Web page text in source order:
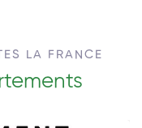
LA FRANCE